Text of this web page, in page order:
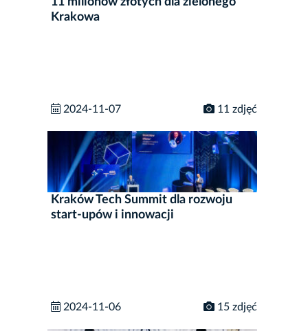
Krakowa
2024-11-07 11 zdjęć
Kraków Tech Summit dla rozwoju
start-upów i innowacji
2024-11-06 15 zdjęć